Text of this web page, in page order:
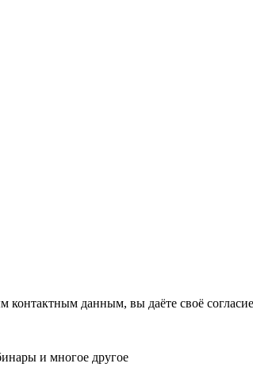
контактным данным, вы даёте своё
и многое другое